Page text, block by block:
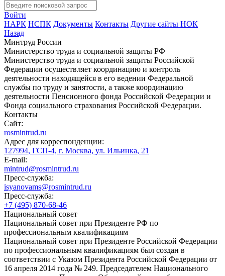
Войти
НАРК НСПК Документы Контакты Другие сайты НОК
Назад
Минтруд России
Министерство труда и социальной защиты РФ
Министерство труда и социальной защиты Российской
Федерации осуществляет координацию и контроль
деятельности находящейся в его ведении Федеральной
службы по труду и занятости, а также координацию
деятельности Пенсионного фонда Российской Федерации и
Фонда социального страхования Российской Федерации.
Контакты
Сайт:
rosmintrud.ru
Адрес для корреспонденции:
127994, ГСП-4, г. Москва, ул. Ильинка, 21
E-mail:
mintrud@rosmintrud.ru
Пресс-служба:
isyanovams@rosmintrud.ru
Пресс-служба:
+7 (495) 870-68-46
Национальный совет
Национальный совет при Президенте РФ по
профессиональным квалификациям
Национальный совет при Президенте Российской Федерации
по профессиональным квалификациям был создан в
соответствии с Указом Президента Российской Федерации от
16 апреля 2014 года № 249. Председателем Национального